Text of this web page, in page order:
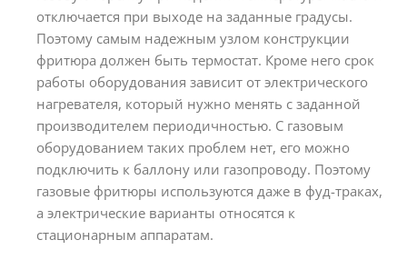
отключается при выходе на заданные градусы.
Поэтому самым надежным узлом конструкции
фритюра должен быть термостат. Кроме него срок
работы оборудования зависит от электрического
нагревателя, который нужно менять с заданной
производителем периодичностью. С газовым
оборудованием таких проблем нет, его можно
подключить к баллону или газопроводу. Поэтому
газовые фритюры используются даже в фуд-траках,
а электрические варианты относятся к
стационарным аппаратам.